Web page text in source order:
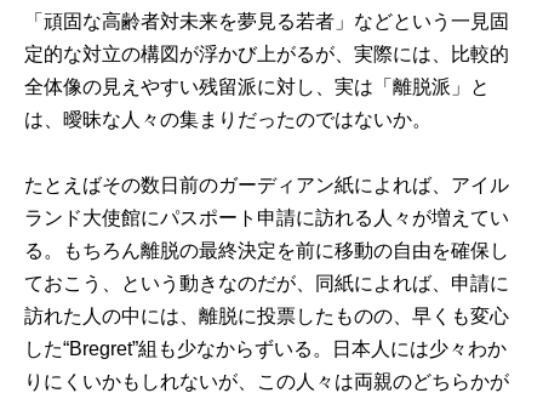
「頑固な高齢者対未来を夢見る若者」などという一見固
定的な対立の構図が浮かび上がるが、実際には、比較的
全体像の見えやすい残留派に対し、実は「離脱派」と
は、曖昧な人々の集まりだったのではないか。
たとえばその数日前のガーディアン紙によれば、アイル
ランド大使館にパスポート申請に訪れる人々が増えてい
る。もちろん離脱の最終決定を前に移動の自由を確保し
ておこう、という動きなのだが、同紙によれば、申請に
訪れた人の中には、離脱に投票したものの、早くも変心
した“Bregret”組も少なからずいる。日本人には少々わか
りにくいかもしれないが、この人々は両親のどちらかが